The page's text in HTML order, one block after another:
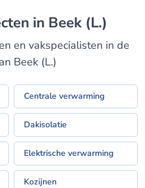
in Beek (L.)
en vakspecialisten in de
Beek (L.)
Centrale verwarming
Dakisolatie
Elektrische verwarming
Kozijnen